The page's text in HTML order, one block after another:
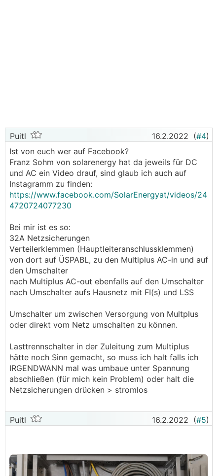
Puitl 16.2.2022 (#4)
Ist von euch wer auf Facebook?
Franz Sohm von solarenergy hat da jeweils für DC
und AC ein Video drauf, sind glaub ich auch auf
Instagramm zu finden:
https://www.facebook.com/SolarEnergyat/videos/24
4720724077230
Bei mir ist es so:
32A Netzsicherungen
Verteilerklemmen (Hauptleiteranschlussklemmen)
von dort auf ÜSPABL, zu den Multiplus AC-in und auf
den Umschalter
nach Multiplus AC-out ebenfalls auf den Umschalter
nach Umschalter aufs Hausnetz mit FI(s) und LSS
Umschalter um zwischen Versorgung von Multplus
oder direkt vom Netz umschalten zu können.
Lasttrennschalter in der Zuleitung zum Multiplus
hätte noch Sinn gemacht, so muss ich halt falls ich
IRGENDWANN mal was umbaue unter Spannung
abschließen (für mich kein Problem) oder halt die
Netzsicherungen drücken > stromlos
Puitl 16.2.2022 (#5)